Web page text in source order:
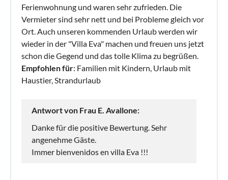
Ferienwohnung und waren sehr zufrieden. Die
Vermieter sind sehr nett und bei Probleme gleich vor
Ort. Auch unseren kommenden Urlaub werden wir
wieder in der "Villa Eva" machen und freuen uns jetzt
schon die Gegend und das tolle Klima zu begrüßen.
Empfohlen für: Familien mit Kindern, Urlaub mit
Haustier, Strandurlaub
Antwort von Frau E. Avallone:
Danke für die positive Bewertung. Sehr
angenehme Gäste.
Immer bienvenidos en villa Eva !!!